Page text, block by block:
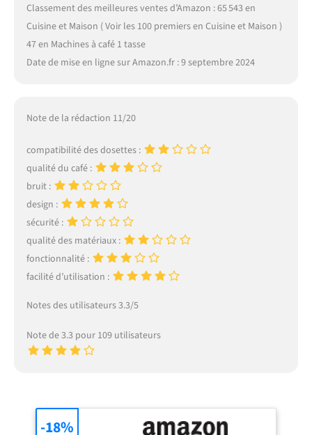
Classement des meilleures ventes d’Amazon : 65 543 en
Cuisine et Maison ( Voir les 100 premiers en Cuisine et Maison )
47 en Machines à café 1 tasse
Date de mise en ligne sur Amazon.fr : 9 septembre 2024
Note de la rédaction 11/20
compatibilité des dosettes :
qualité du café :
bruit :
design :
sécurité :
qualité des matériaux :
fonctionnalité :
facilité d’utilisation :
Notes des utilisateurs 3.3/5
Note de 3.3 pour 109 utilisateurs
-18%